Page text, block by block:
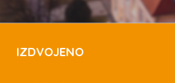
IZDVOJENO